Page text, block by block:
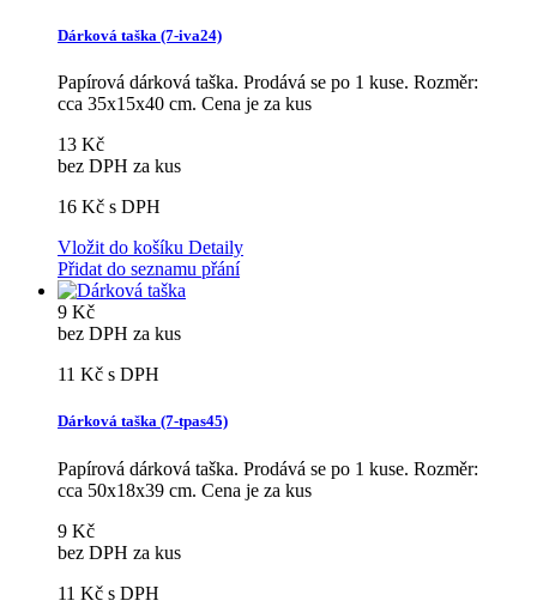
Dárková taška (7-iva24)
Papírová dárková taška. Prodává se po 1 kuse. Rozměr:
cca 35x15x40 cm. Cena je za kus
13 Kč
bez DPH za kus
16 Kč s DPH
Vložit do košíku Detaily
Přidat do seznamu přání
9 Kč
bez DPH za kus
11 Kč s DPH
Dárková taška (7-tpas45)
Papírová dárková taška. Prodává se po 1 kuse. Rozměr:
cca 50x18x39 cm. Cena je za kus
9 Kč
bez DPH za kus
11 Kč s DPH